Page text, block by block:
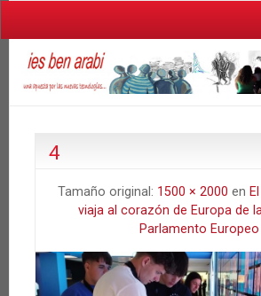
4
Tamaño original: 1500 × 2000 en
viaja al corazón de Europa de
Parlamento Europeo